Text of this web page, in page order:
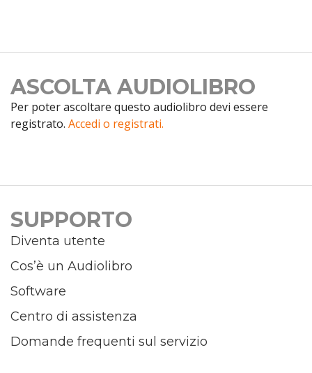
ASCOLTA AUDIOLIBRO
Per poter ascoltare questo audiolibro devi essere
registrato. Accedi o registrati.
SUPPORTO
Diventa utente
Cos’è un Audiolibro
Software
Centro di assistenza
Domande frequenti sul servizio